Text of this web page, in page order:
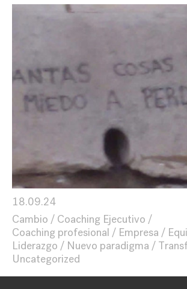
18.09.24
Cambio
Coaching Ejecutivo
Coaching profesional
Empresa
Liderazgo
Nuevo paradigma
Uncategorized